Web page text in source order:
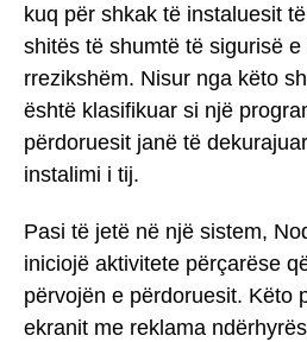
kuq për shkak të instaluesit
shitës të shumtë të sigurisë
rrezikshëm. Nisur nga këto
është klasifikuar si një
përdoruesit janë të
instalimi i tij.
Pasi të jetë në një sistem,
iniciojë aktivitete përçarëse
përvojën e përdoruesit. Këto
ekranit me reklama